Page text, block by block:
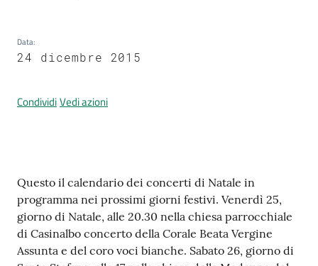
Prenotazione
appuntamenti
l
t
a
M
e
t
e
Data:
24 dicembre 2015
CondividiVedi azioni
Contenuto
Questo il calendario dei concerti di Natale in
programma nei prossimi giorni festivi. Venerdì 25,
giorno di Natale, alle 20.30 nella chiesa parrocchiale
di Casinalbo concerto della Corale Beata Vergine
Assunta e del coro voci bianche. Sabato 26, giorno di